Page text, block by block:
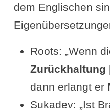
dem Englischen
Roots: „Wenn
Zurückhaltung
dann erlangt er
Sukadev: „Ist